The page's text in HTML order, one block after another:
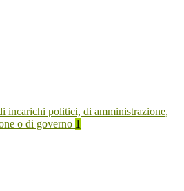
incarichi politici, di amministrazione,
o di governo 1